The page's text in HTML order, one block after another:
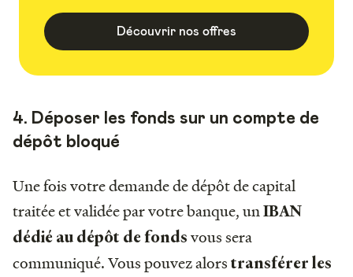
Découvrir nos offres
4. Déposer les fonds sur un compte de
dépôt bloqué
Une fois votre demande de dépôt de capital
traitée et validée par votre banque, unIBAN
dédié au dépôt de fonds vous sera
communiqué. Vous pouvez alors transférer les